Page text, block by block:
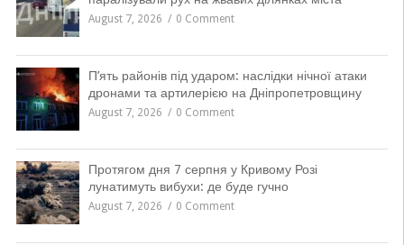
August 7, 2026 0 Comment
П’ять районів під ударом: наслідки нічної атаки
дронами та артилерією на Дніпропетровщину
August 7, 2026 0 Comment
Протягом дня 7 серпня у Кривому Розі
лунатимуть вибухи: де буде гучно
August 7, 2026 0 Comment